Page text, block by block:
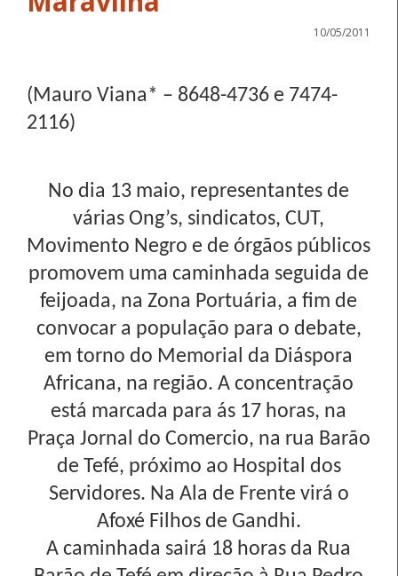
10/05/2011
(Mauro Viana* – 8648-4736 e 7474-
2116)
No dia 13 maio, representantes de
várias Ong’s, sindicatos, CUT,
Movimento Negro e de órgãos públicos
promovem uma caminhada seguida de
feijoada, na Zona Portuária, a fim de
convocar a população para o debate,
em torno do Memorial da Diáspora
Africana, na região. A concentração
está marcada para ás 17 horas, na
Praça Jornal do Comercio, na rua Barão
de Tefé, próximo ao Hospital dos
Servidores. Na Ala de Frente virá o
Afoxé Filhos de Gandhi.
A caminhada sairá 18 horas da Rua